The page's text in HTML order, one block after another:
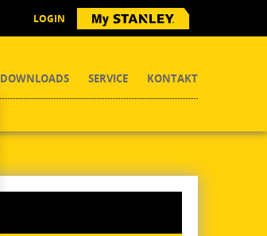
LOGIN
DOWNLOADS SERVICE KONTAKT